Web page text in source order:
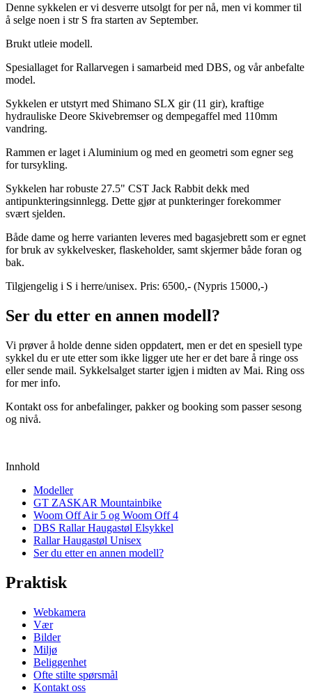
Denne sykkelen er vi desverre utsolgt for per nå, men vi kommer til
å selge noen i str S fra starten av September.
Brukt utleie modell.
Spesiallaget for Rallarvegen i samarbeid med DBS, og vår anbefalte
model.
Sykkelen er utstyrt med Shimano SLX gir (11 gir), kraftige
hydrauliske Deore Skivebremser og dempegaffel med 110mm
vandring.
Rammen er laget i Aluminium og med en geometri som egner seg
for tursykling.
Sykkelen har robuste 27.5" CST Jack Rabbit dekk med
antipunkteringsinnlegg. Dette gjør at punkteringer forekommer
svært sjelden.
Både dame og herre varianten leveres med bagasjebrett som er egnet
for bruk av sykkelvesker, flaskeholder, samt skjermer både foran og
bak.
Tilgjengelig i S i herre/unisex. Pris: 6500,- (Nypris 15000,-)
Ser du etter en annen modell?
Vi prøver å holde denne siden oppdatert, men er det en spesiell type
sykkel du er ute etter som ikke ligger ute her er det bare å ringe oss
eller sende mail. Sykkelsalget starter igjen i midten av Mai. Ring oss
for mer info.
Kontakt oss for anbefalinger, pakker og booking som passer sesong
og nivå.
Innhold
Modeller
GT ZASKAR Mountainbike
Woom Off Air 5 og Woom Off 4
DBS Rallar Haugastøl Elsykkel
Rallar Haugastøl Unisex
Ser du etter en annen modell?
Praktisk
Webkamera
Vær
Bilder
Miljø
Beliggenhet
Ofte stilte spørsmål
Kontakt oss